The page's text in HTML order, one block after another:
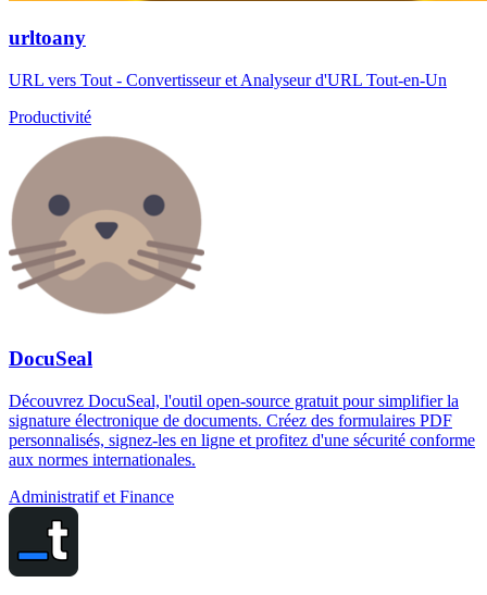
urltoany
URL vers Tout - Convertisseur et Analyseur d'URL Tout-en-Un
Productivité
DocuSeal
Découvrez DocuSeal, l'outil open-source gratuit pour simplifier la
signature électronique de documents. Créez des formulaires PDF
personnalisés, signez-les en ligne et profitez d'une sécurité conforme
aux normes internationales.
Administratif et Finance